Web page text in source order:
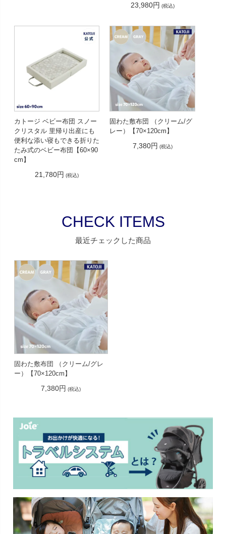
23,980円 (税込)
カトージ ベビー布団 スノー
クリスタル 里帰り出産にも
便利な添い寝もできる折りた
たみ式のベビー布団【60×90
cm】
21,780円 (税込)
固わた敷布団 （クリーム/グ
レー）【70×120cm】
7,380円 (税込)
CHECK ITEMS
最近チェックした商品
固わた敷布団 （クリーム/グレ
ー）【70×120cm】
7,380円 (税込)